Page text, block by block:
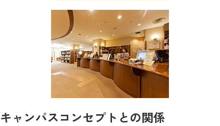
キャンパスコンセプトとの関係